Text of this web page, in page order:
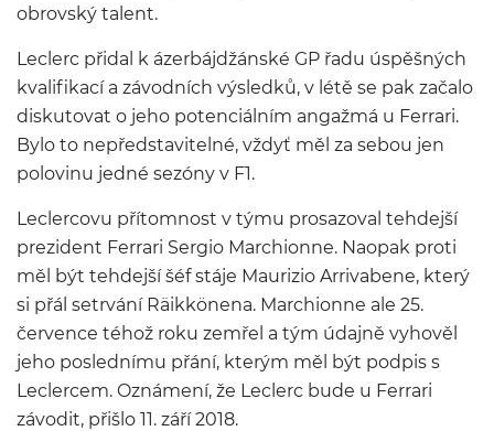
obrovský talent.
Leclerc přidal k ázerbájdžánské GP řadu úspěšných
kvalifikací a závodních výsledků, v létě se pak začalo
diskutovat o jeho potenciálním angažmá u Ferrari.
Bylo to nepředstavitelné, vždyť měl za sebou jen
polovinu jedné sezóny v F1.
Leclercovu přítomnost v týmu prosazoval tehdejší
prezident Ferrari Sergio Marchionne. Naopak proti
měl být tehdejší šéf stáje Maurizio Arrivabene, který
si přál setrvání Räikkönena. Marchionne ale 25.
července téhož roku zemřel a tým údajně vyhověl
jeho poslednímu přání, kterým měl být podpis s
Leclercem. Oznámení, že Leclerc bude u Ferrari
závodit, přišlo 11. září 2018.